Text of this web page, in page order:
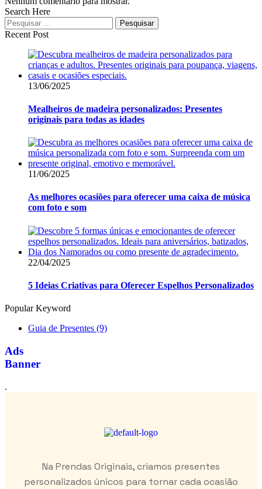
Search Here
Recent Post
13/06/2025
Mealheiros de madeira personalizados: Presentes
originais para todas as idades
11/06/2025
As melhores ocasiões para oferecer uma caixa de música
com foto e som
22/04/2025
5 Ideias Criativas para Oferecer Espelhos Personalizados
Popular Keyword
Guia de Presentes (9)
Ads
Banner
.
Na Prendas Originais, criamos presentes
personalizados únicos para tornar cada ocasião